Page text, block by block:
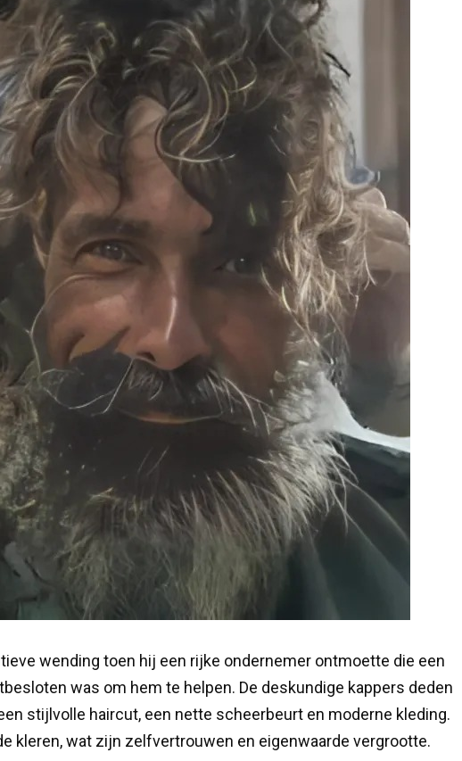
wending toen hij een rijke ondernemer ontmoette die een
was om hem te helpen. De deskundige kappers deden
stijlvolle haircut, een nette scheerbeurt en moderne kleding.
kleren, wat zijn zelfvertrouwen en eigenwaarde vergrootte.